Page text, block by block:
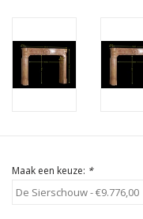
Maak een keuze: *